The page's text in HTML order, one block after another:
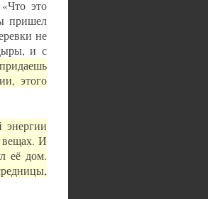
это
пришел
не
и с
этого
энергии
вещах. И
её дом.